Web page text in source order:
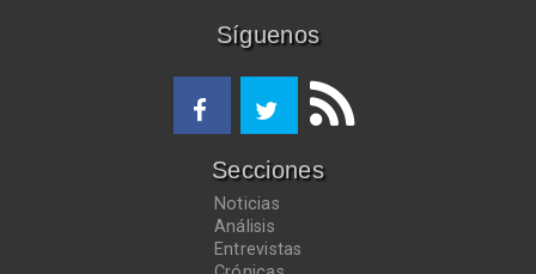
Síguenos
Secciones
Noticias
Análisis
Entrevistas